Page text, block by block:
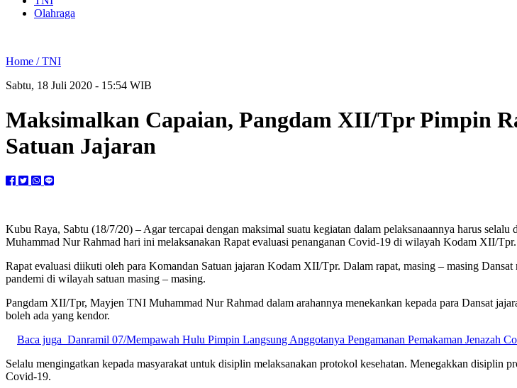
Olahraga
Home /TNI
Sabtu, 18 Juli 2020 - 15:54 WIB
Maksimalkan Capaian, Pangdam XII/Tpr Pimpin
Satuan Jajaran
Kubu Raya, Sabtu (18/7/20) – Agar tercapai dengan maksimal suatu kegiatan dalam pelaksanaannya harus
Muhammad Nur Rahmad hari ini melaksanakan Rapat evaluasi penanganan Covid-19 di wilayah Kodam XII/
Rapat evaluasi diikuti oleh para Komandan Satuan jajaran Kodam XII/Tpr. Dalam rapat, masing – masing
pandemi di wilayah satuan masing – masing.
Pangdam XII/Tpr, Mayjen TNI Muhammad Nur Rahmad dalam arahannya menekankan kepada para Dansat
boleh ada yang kendor.
Baca juga Danramil 07/Mempawah Hulu Pimpin Langsung Anggotanya Pengamanan Pemakaman Jenazah
Selalu mengingatkan kepada masyarakat untuk disiplin melaksanakan protokol kesehatan. Menegakkan disiplin
Covid-19.